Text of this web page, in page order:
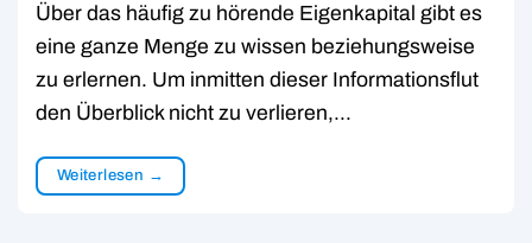
Über das häufig zu hörende Eigenkapital gibt es
eine ganze Menge zu wissen beziehungsweise
zu erlernen. Um inmitten dieser Informationsflut
den Überblick nicht zu verlieren,…
Weiterlesen →